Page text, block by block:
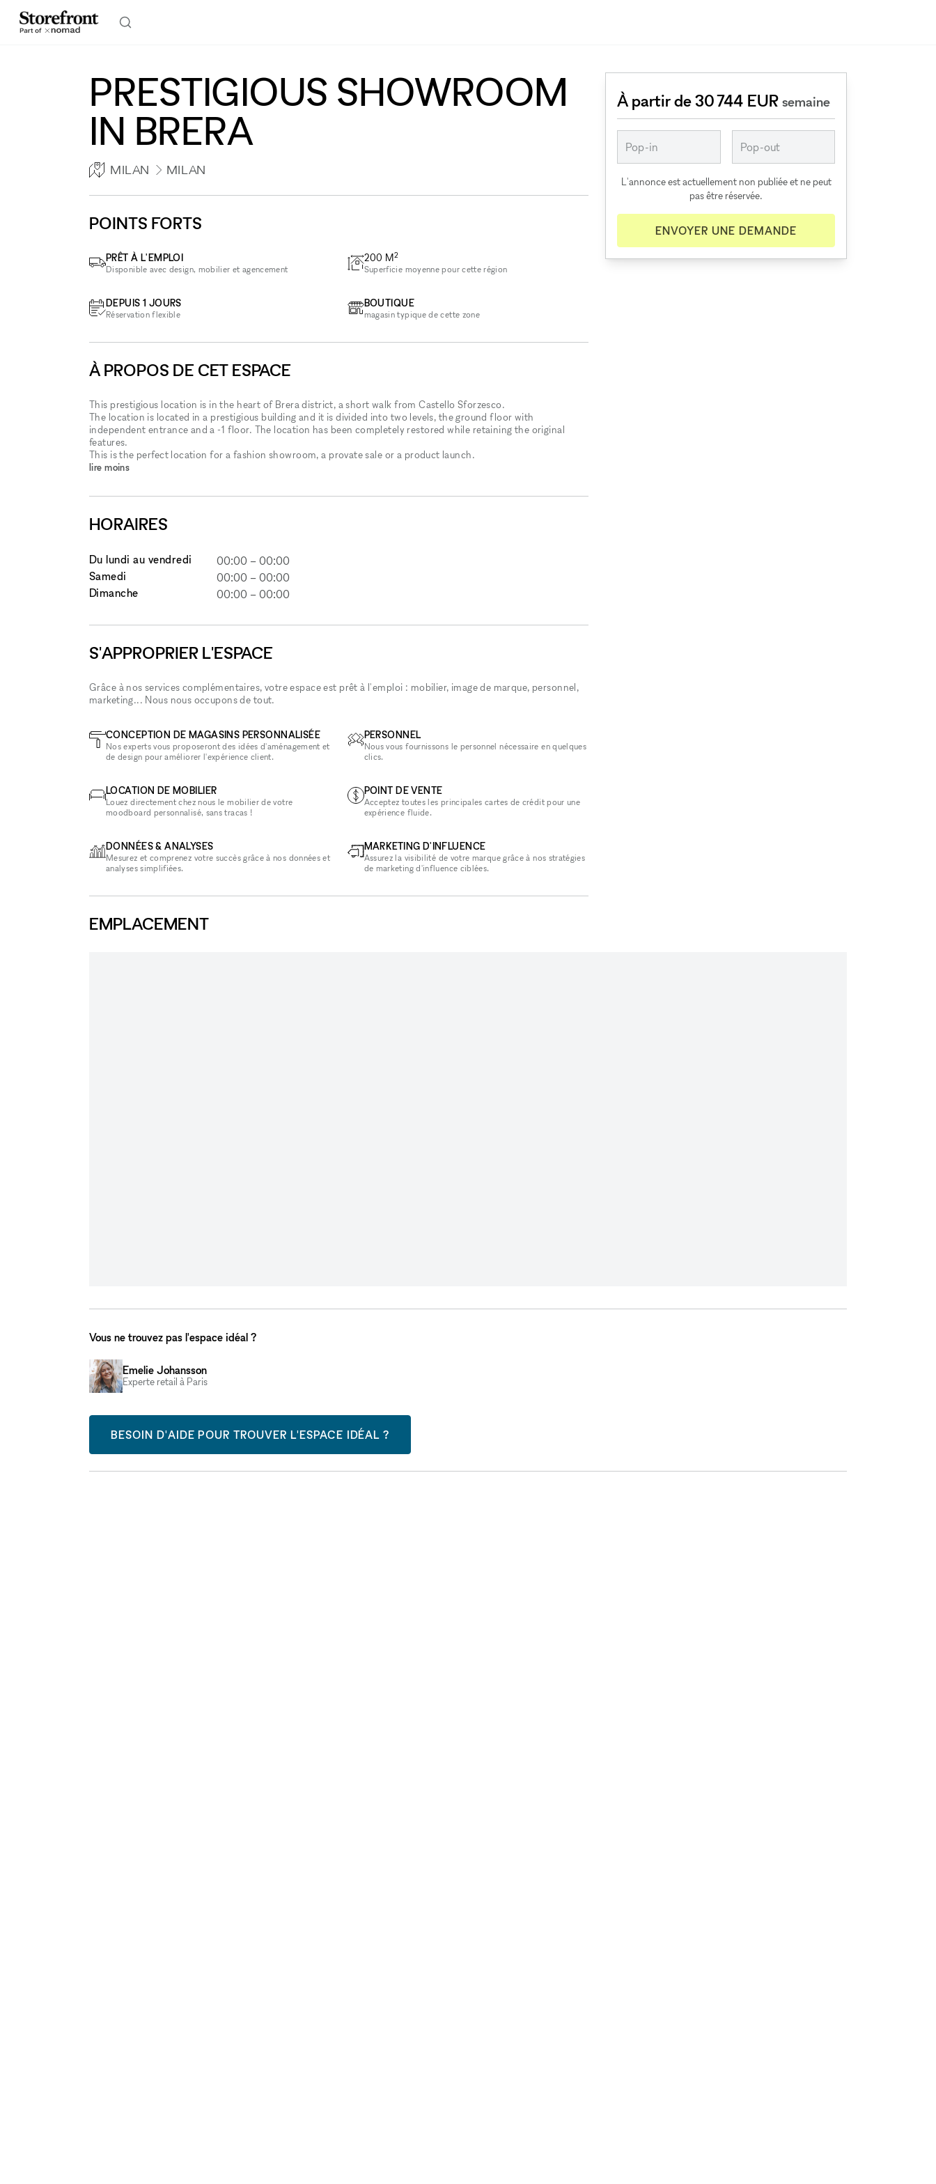
PRESTIGIOUS SHOWROOM
IN BRERA
MILAN MILAN
POINTS FORTS
PRÊT À L'EMPLOI
Disponible avec design, mobilier et agencement
DEPUIS 1 JOURS
Réservation flexible
200 M2
Superficie moyenne pour cette région
BOUTIQUE
magasin typique de cette zone
À PROPOS DE CET ESPACE
This prestigious location is in the heart of Brera district, a short walk from Castello Sforzesco.
The location is located in a prestigious building and it is divided into two levels, the ground floor with
independent entrance and a -1 floor. The location has been completely restored while retaining the original
features.
This is the perfect location for a fashion showroom, a provate sale or a product launch.
lire moins
HORAIRES
Du lundi au vendredi 00:00 –00:00
Samedi
00:00 –00:00
Dimanche
00:00 –00:00
S'APPROPRIER L'ESPACE
Grâce à nos services complémentaires, votre espace est prêt à l'emploi : mobilier, image de marque, personnel,
marketing... Nous nous occupons de tout.
CONCEPTION DE MAGASINS PERSONNALISÉE
Nos experts vous proposeront des idées d'aménagement et
de design pour améliorer l'expérience client.
LOCATION DE MOBILIER
Louez directement chez nous le mobilier de votre
moodboard personnalisé, sans tracas !
DONNÉES & ANALYSES
Mesurez et comprenez votre succès grâce à nos données et
analyses simplifiées.
PERSONNEL
Nous vous fournissons le personnel nécessaire en quelques
clics.
POINT DE VENTE
Acceptez toutes les principales cartes de crédit pour une
expérience fluide.
MARKETING D'INFLUENCE
Assurez la visibilité de votre marque grâce à nos stratégies
de marketing d'influence ciblées.
À partir de 30 744 EURsemaine
L'annonce est actuellement non publiée et ne peut
pas être réservée.
ENVOYER UNE DEMANDE
EMPLACEMENT
Vous ne trouvez pas l'espace idéal ?
Emelie Johansson
Experte retail à Paris
BESOIN D'AIDE POUR TROUVER L'ESPACE IDÉAL ?